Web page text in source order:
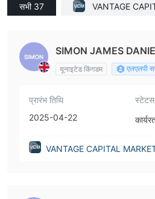
सभी 37
VANTAGE
SIMON JAMES
यूनाइटेड किंगडम एलएलपी
प्रारंभ तिथि
2025-04-22
स्टेटस
VANTAGE CAPITAL